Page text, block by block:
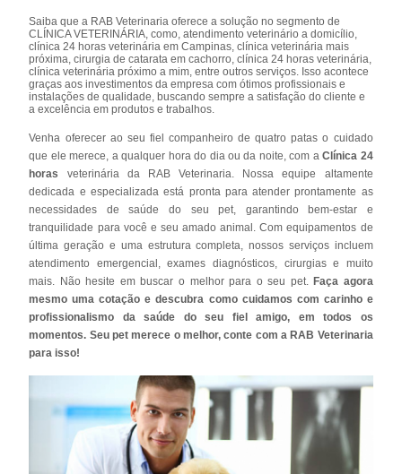
Saiba que a RAB Veterinaria oferece a solução no segmento de
CLÍNICA VETERINÁRIA, como, atendimento veterinário a domicílio,
clínica 24 horas veterinária em Campinas, clínica veterinária mais
próxima, cirurgia de catarata em cachorro, clínica 24 horas veterinária,
clínica veterinária próximo a mim, entre outros serviços. Isso acontece
graças aos investimentos da empresa com ótimos profissionais e
instalações de qualidade, buscando sempre a satisfação do cliente e
a excelência em produtos e trabalhos.
Venha oferecer ao seu fiel companheiro de quatro patas o cuidado
que ele merece, a qualquer hora do dia ou da noite, com aClínica 24
horas
veterinária da RAB Veterinaria. Nossa equipe altamente
dedicada e especializada está pronta para atender prontamente as
necessidades de saúde do seu pet, garantindo bem-estar e
tranquilidade para você e seu amado animal. Com equipamentos de
última geração e uma estrutura completa, nossos serviços incluem
atendimento emergencial, exames diagnósticos, cirurgias e muito
mais. Não hesite em buscar o melhor para o seu pet.Faça agora
mesmo uma cotação e descubra como cuidamos com carinho e
profissionalismo da saúde do seu fiel amigo, em todos os
momentos. Seu pet merece o melhor, conte com a RAB Veterinaria
para isso!